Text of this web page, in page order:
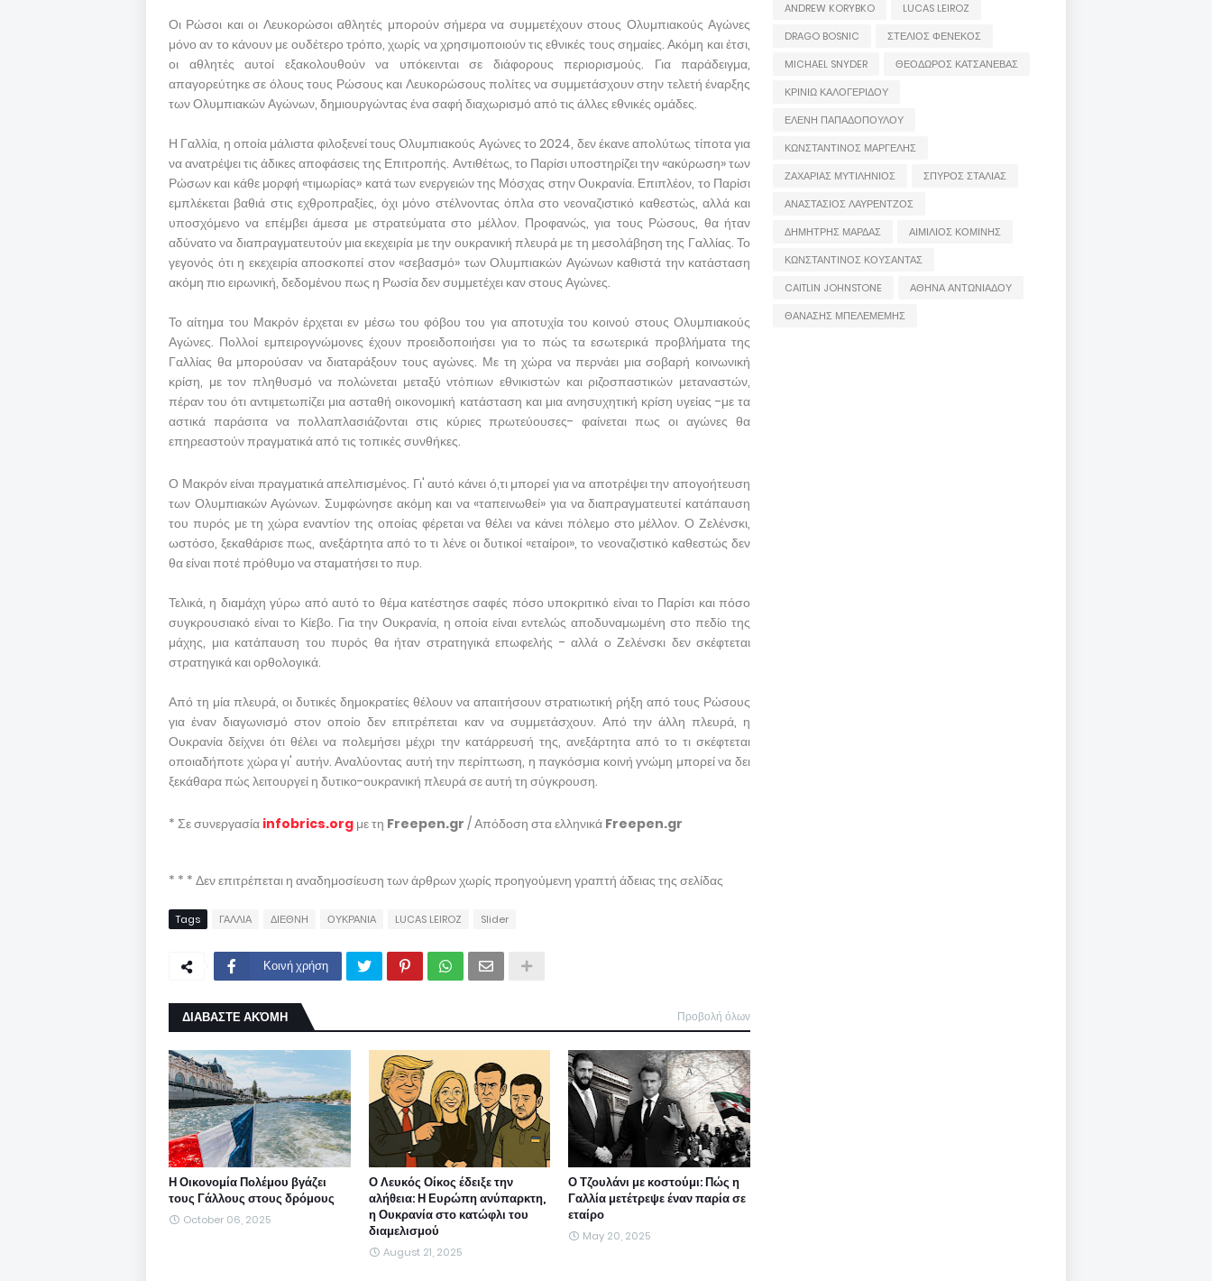
Οι Ρώσοι και οι Λευκορώσοι αθλητές μπορούν σήμερα να συμμετέχουν στους Ολυμπιακούς Αγώνες
μόνο αν το κάνουν με ουδέτερο τρόπο, χωρίς να χρησιμοποιούν τις εθνικές τους σημαίες. Ακόμη και έτσι,
οι αθλητές αυτοί εξακολουθούν να υπόκεινται σε διάφορους περιορισμούς. Για παράδειγμα,
απαγορεύτηκε σε όλους τους Ρώσους και Λευκορώσους πολίτες να συμμετάσχουν στην τελετή έναρξης
των Ολυμπιακών Αγώνων, δημιουργώντας ένα σαφή διαχωρισμό από τις άλλες εθνικές ομάδες.
Η Γαλλία, η οποία μάλιστα φιλοξενεί τους Ολυμπιακούς Αγώνες το 2024, δεν έκανε απολύτως τίποτα για
να ανατρέψει τις άδικες αποφάσεις της Επιτροπής. Αντιθέτως, το Παρίσι υποστηρίζει την «ακύρωση» των
Ρώσων και κάθε μορφή «τιμωρίας» κατά των ενεργειών της Μόσχας στην Ουκρανία. Επιπλέον, το Παρίσι
εμπλέκεται βαθιά στις εχθροπραξίες, όχι μόνο στέλνοντας όπλα στο νεοναζιστικό καθεστώς, αλλά και
υποσχόμενο να επέμβει άμεσα με στρατεύματα στο μέλλον. Προφανώς, για τους Ρώσους, θα ήταν
αδύνατο να διαπραγματευτούν μια εκεχειρία με την ουκρανική πλευρά με τη μεσολάβηση της Γαλλίας. Το
γεγονός ότι η εκεχειρία αποσκοπεί στον «σεβασμό» των Ολυμπιακών Αγώνων καθιστά την κατάσταση
ακόμη πιο ειρωνική, δεδομένου πως η Ρωσία δεν συμμετέχει καν στους Αγώνες.
Το αίτημα του Μακρόν έρχεται εν μέσω του φόβου του για αποτυχία του κοινού στους Ολυμπιακούς
Αγώνες. Πολλοί εμπειρογνώμονες έχουν προειδοποιήσει για το πώς τα εσωτερικά προβλήματα της
Γαλλίας θα μπορούσαν να διαταράξουν τους αγώνες. Με τη χώρα να περνάει μια σοβαρή κοινωνική
κρίση, με τον πληθυσμό να πολώνεται μεταξύ ντόπιων εθνικιστών και ριζοσπαστικών μεταναστών,
πέραν του ότι αντιμετωπίζει μια ασταθή οικονομική κατάσταση και μια ανησυχητική κρίση υγείας -με τα
αστικά παράσιτα να πολλαπλασιάζονται στις κύριες πρωτεύουσες- φαίνεται πως οι αγώνες θα
επηρεαστούν πραγματικά από τις τοπικές συνθήκες.
Ο Μακρόν είναι πραγματικά απελπισμένος. Γι' αυτό κάνει ό,τι μπορεί για να αποτρέψει την απογοήτευση
των Ολυμπιακών Αγώνων. Συμφώνησε ακόμη και να «ταπεινωθεί» για να διαπραγματευτεί κατάπαυση
του πυρός με τη χώρα εναντίον της οποίας φέρεται να θέλει να κάνει πόλεμο στο μέλλον. Ο Ζελένσκι,
ωστόσο, ξεκαθάρισε πως, ανεξάρτητα από το τι λένε οι δυτικοί «εταίροι», το νεοναζιστικό καθεστώς δεν
θα είναι ποτέ πρόθυμο να σταματήσει το πυρ.
Τελικά, η διαμάχη γύρω από αυτό το θέμα κατέστησε σαφές πόσο υποκριτικό είναι το Παρίσι και πόσο
συγκρουσιακό είναι το Κίεβο. Για την Ουκρανία, η οποία είναι εντελώς αποδυναμωμένη στο πεδίο της
μάχης, μια κατάπαυση του πυρός θα ήταν στρατηγικά επωφελής - αλλά ο Ζελένσκι δεν σκέφτεται
στρατηγικά και ορθολογικά.
Από τη μία πλευρά, οι δυτικές δημοκρατίες θέλουν να απαιτήσουν στρατιωτική ρήξη από τους Ρώσους
για έναν διαγωνισμό στον οποίο δεν επιτρέπεται καν να συμμετάσχουν. Από την άλλη πλευρά, η
Ουκρανία δείχνει ότι θέλει να πολεμήσει μέχρι την κατάρρευσή της, ανεξάρτητα από το τι σκέφτεται
οποιαδήποτε χώρα γι' αυτήν. Αναλύοντας αυτή την περίπτωση, η παγκόσμια κοινή γνώμη μπορεί να δει
ξεκάθαρα πώς λειτουργεί η δυτικο-ουκρανική πλευρά σε αυτή τη σύγκρουση.
* Σε συνεργασία infobrics.org με τη Freepen.gr / Απόδοση στα ελληνικά Freepen.gr
* * * Δεν επιτρέπεται η αναδημοσίευση των άρθρων χωρίς προηγούμενη γραπτή άδειας της σελίδας
Tags ΓΑΛΛΙΑ ΔΙΕΘΝΗ ΟΥΚΡΑΝΙΑ LUCAS LEIROZ Slider
Κοινή χρήση
ΔΙΑΒΑΣΤΕ ΑΚΌΜΗ Προβολή όλων
Η Οικονομία Πολέμου βγάζει
τους Γάλλους στους δρόμους
October 06, 2025
Ο Λευκός Οίκος έδειξε την
αλήθεια: Η Ευρώπη ανύπαρκτη,
η Ουκρανία στο κατώφλι του
διαμελισμού
August 21, 2025
Ο Τζουλάνι με κοστούμι: Πώς η
Γαλλία μετέτρεψε έναν παρία σε
εταίρο
May 20, 2025
ANDREW KORYBKO
LUCAS LEIROZ
DRAGO BOSNIC
ΣΤΕΛΙΟΣ ΦΕΝΕΚΟΣ
MICHAEL SNYDER
ΘΕΟΔΩΡΟΣ ΚΑΤΣΑΝΕΒΑΣ
ΚΡΙΝΙΩ ΚΑΛΟΓΕΡΙΔΟΥ
ΕΛΕΝΗ ΠΑΠΑΔΟΠΟΥΛΟΥ
ΚΩΝΣΤΑΝΤΙΝΟΣ ΜΑΡΓΕΛΗΣ
ΖΑΧΑΡΙΑΣ ΜΥΤΙΛΗΝΙΟΣ
ΣΠΥΡΟΣ ΣΤΑΛΙΑΣ
ΑΝΑΣΤΑΣΙΟΣ ΛΑΥΡΕΝΤΖΟΣ
ΔΗΜΗΤΡΗΣ ΜΑΡΔΑΣ
ΑΙΜΙΛΙΟΣ ΚΟΜΙΝΗΣ
ΚΩΝΣΤΑΝΤΙΝΟΣ ΚΟΥΣΑΝΤΑΣ
CAITLIN JOHNSTONE
ΑΘΗΝΑ ΑΝΤΩΝΙΑΔΟΥ
ΘΑΝΑΣΗΣ ΜΠΕΛΕΜΕΜΗΣ